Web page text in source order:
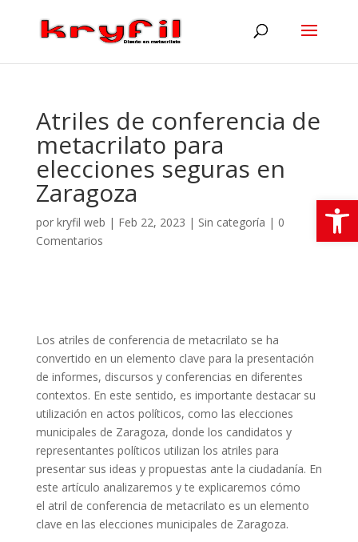
Atriles de conferencia de
metacrilato para
elecciones seguras en
Zaragoza
por kryfil web | Feb 22, 2023 | Sin categoría | 0
Comentarios
Los atriles de conferencia de metacrilato se ha
convertido en un elemento clave para la presentación
de informes, discursos y conferencias en diferentes
contextos. En este sentido, es importante destacar su
utilización en actos políticos, como las elecciones
municipales de Zaragoza, donde los candidatos y
representantes políticos utilizan los atriles para
presentar sus ideas y propuestas ante la ciudadanía. En
este artículo analizaremos y te explicaremos cómo
el atril de conferencia de metacrilato es un elemento
clave en las elecciones municipales de Zaragoza.